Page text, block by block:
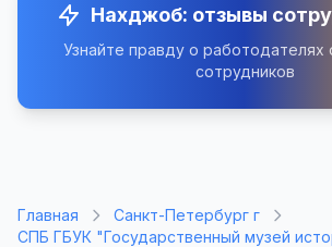
Нахджоб: отзывы
Узнайте правду о работодателях
сотрудников
Главная
Санкт-Петербург г
СПБ ГБУК "Государственный музей